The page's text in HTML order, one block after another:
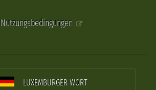
Nutzungsbedingungen
LUXEMBURGER WORT